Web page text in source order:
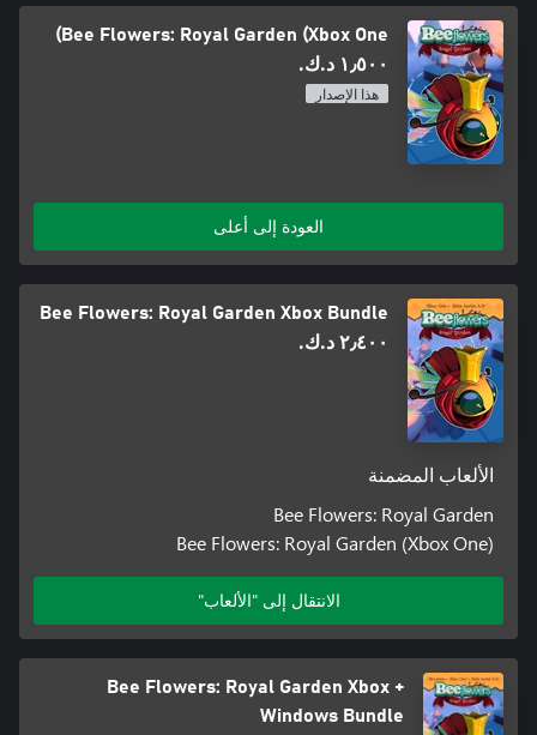
Bee Flowers: Royal Garden (Xbox One)
١٫٥٠٠ د.ك.‏
هذا الإصدار
العودة إلى أعلى
Bee Flowers: Royal Garden Xbox Bundle
٢٫٤٠٠ د.ك.‏
الألعاب المضمنة
Bee Flowers: Royal Garden
Bee Flowers: Royal Garden (Xbox One)
الانتقال إلى "الألعاب"
Bee Flowers: Royal Garden Xbox +
Windows Bundle